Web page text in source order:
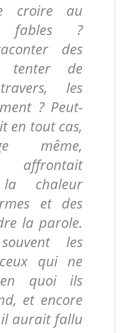
croire au
fables ?
des
tenter de
les
? Peut-
en tout cas,
même,
la chaleur
et des
la parole.
les
qui ne
quoi ils
et encore
aurait fallu